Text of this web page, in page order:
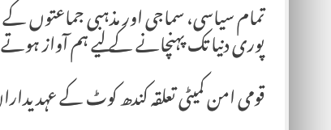
تمام سیاسی، سماجی اور مذہبی
پوری دنیا تک پہنچانے کے لیے ہم آواز
قومی امن کمیٹی تعلقہ کندھ کوٹ کے